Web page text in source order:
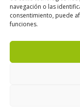
navegación o las
consentimiento, puede
funciones.